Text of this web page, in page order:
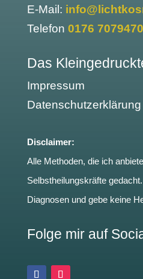
E-Mail:
Telefon 0176
Das
Impressum
Datenschutzerklärung
Disclaimer:
Alle Methoden, die ich
Selbstheilungskräfte
Diagnosen und gebe keine
Folge mir auf